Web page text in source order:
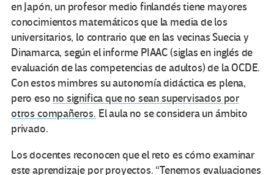
en Japón, un profesor medio finlandés tiene mayores
conocimientos matemáticos que la media de los
universitarios, lo contrario que en las vecinas Suecia y
Dinamarca, según el informe PIAAC (siglas en inglés de
evaluación de las competencias de adultos) de la OCDE.
Con estos mimbres su autonomía didáctica es plena,
pero eso no significa que no sean supervisados por
otros compañeros. El aula no se considera un ámbito
privado.
Los docentes reconocen que el reto es cómo examinar
este aprendizaje por proyectos. “Tenemos evaluaciones